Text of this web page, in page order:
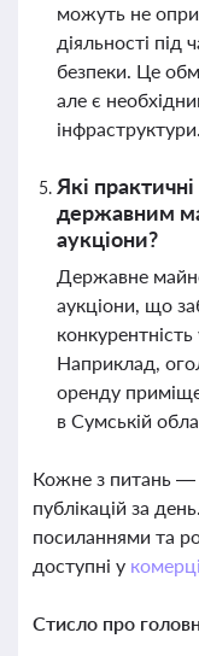
можуть не
діяльності під
безпеки. Це
але є
інфраструктури.
Які
державним
аукціони?
Державне
аукціони, що
Наприклад,
оренду
в Сумській
Кожне з питань —
публікацій за
посиланнями та
доступні у
Стисло про